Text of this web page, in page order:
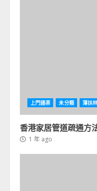
上門通渠 未分類 薄扶
香港家居管道疏通方
1 年 ago